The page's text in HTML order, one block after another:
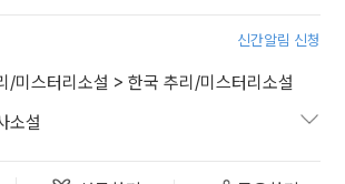
신간알림 신청
/미스터리소설 > 한국 추리/미스터리소설
소설